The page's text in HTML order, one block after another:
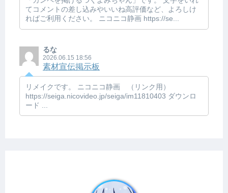
てコメントの差し込みやいいね高評価など、よろしけ
ればご利用ください。 ニコニコ静画 https://se...
るな
2026.06.15 18:56
素材宣伝掲示板
リメイクです。 ニコニコ静画 （リンク用）
https://seiga.nicovideo.jp/seiga/im11810403 ダウンロ
ード ...